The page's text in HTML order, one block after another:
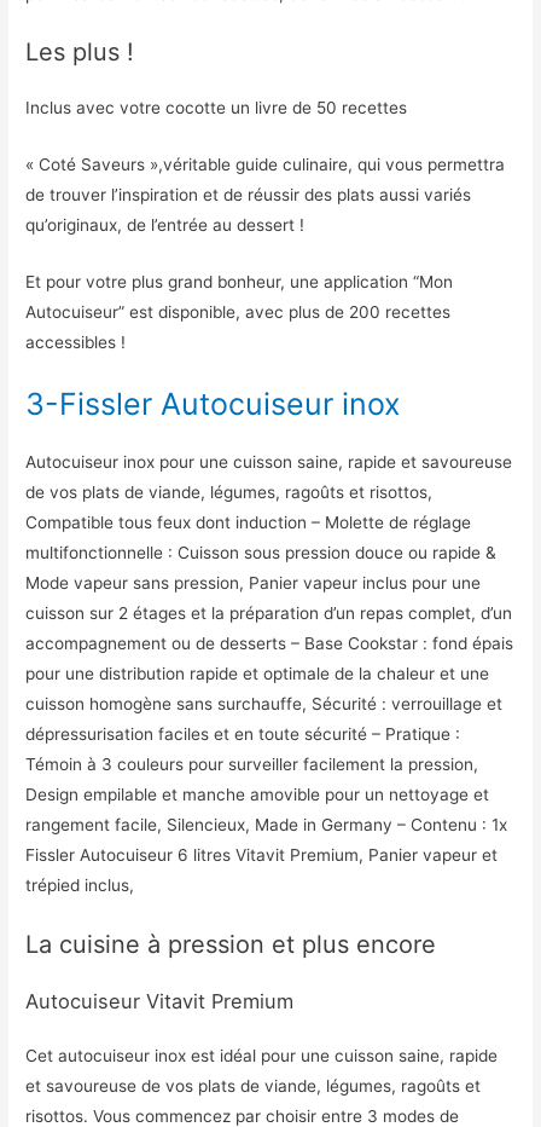
Les plus !
Inclus avec votre cocotte un livre de 50 recettes
« Coté Saveurs »,véritable guide culinaire, qui vous permettra
de trouver l’inspiration et de réussir des plats aussi variés
qu’originaux, de l’entrée au dessert !
Et pour votre plus grand bonheur, une application “Mon
Autocuiseur” est disponible, avec plus de 200 recettes
accessibles !
3-Fissler Autocuiseur inox
Autocuiseur inox pour une cuisson saine, rapide et savoureuse
de vos plats de viande, légumes, ragoûts et risottos,
Compatible tous feux dont induction – Molette de réglage
multifonctionnelle : Cuisson sous pression douce ou rapide &
Mode vapeur sans pression, Panier vapeur inclus pour une
cuisson sur 2 étages et la préparation d’un repas complet, d’un
accompagnement ou de desserts – Base Cookstar : fond épais
pour une distribution rapide et optimale de la chaleur et une
cuisson homogène sans surchauffe, Sécurité : verrouillage et
dépressurisation faciles et en toute sécurité – Pratique :
Témoin à 3 couleurs pour surveiller facilement la pression,
Design empilable et manche amovible pour un nettoyage et
rangement facile, Silencieux, Made in Germany – Contenu : 1x
Fissler Autocuiseur 6 litres Vitavit Premium, Panier vapeur et
trépied inclus,
La cuisine à pression et plus encore
Autocuiseur Vitavit Premium
Cet autocuiseur inox est idéal pour une cuisson saine, rapide
et savoureuse de vos plats de viande, légumes, ragoûts et
risottos. Vous commencez par choisir entre 3 modes de